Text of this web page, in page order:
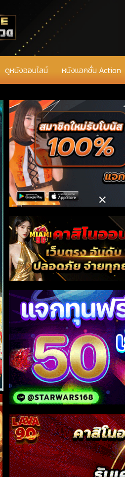
ดูหนังออนไลน์ หนังแอคชั่น Action